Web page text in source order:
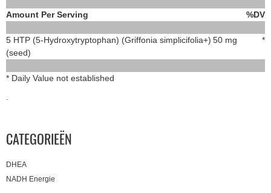
CATEGORIEËN
DHEA
NADH Energie
Amount Per Serving %DV
5 HTP (5-Hydroxytryptophan) (Griffonia simplicifolia+)
(seed)
50 mg *
* Daily Value not established
.